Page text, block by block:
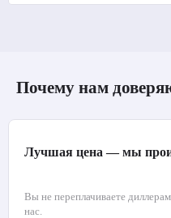
Почему нам
Лучшая цена — мы
Вы не переплачиваете
нас.